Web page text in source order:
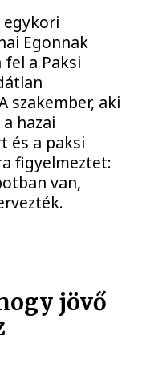
egykori
Egonnak
a Paksi
szakember, aki
hazai
és a paksi
figyelmeztet:
van,
jövő